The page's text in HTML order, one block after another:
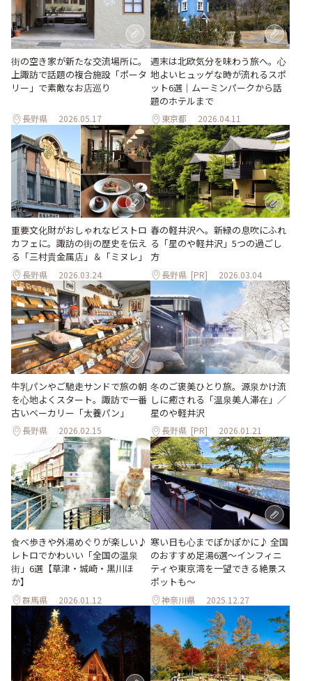
街の空き家が新たな交流場所に。
上諏訪で話題の複合施設「ポータ
リー」で素敵なお店巡り
長野県 2026.05.17
週末は北欧気分を味わう旅へ。心
地よいヒュッゲな時が流れるスポ
ット6選｜ムーミンパークから話
題のホテルまで
東京都 2026.04.11
重要文化財がおしゃれなビストロ
カフェに。諏訪の街の歴史を伝え
る「三村貴金属店」＆「ミヌレ」
長野県 2026.03.24
春の軽井沢へ。新緑の息吹にふれ
る「星のや軽井沢」5つの過ごし
方
長野県 [PR] 2026.03.04
牛乳パンやご馳走サンドで旅の朝
を心地よくスタート。諏訪で一番
古いベーカリー「太養パン」
長野県 2026.02.15
冬のご褒美ひとり旅。源泉かけ流
しに癒される「温泉美人滞在」／
星のや軽井沢
長野県 [PR] 2026.01.21
食べ歩きや外湯めぐりが楽しい♪
レトロでかわいい「全国の温泉
街」6選【草津・城崎・黒川ほ
か】
群馬県 2026.01.12
寒い日も心までぽかぽかに♪ 全国
のおすすめ足湯6選～インフィニ
ティや東京湾を一望できる絶景ス
ポットも～
神奈川県 2025.12.27